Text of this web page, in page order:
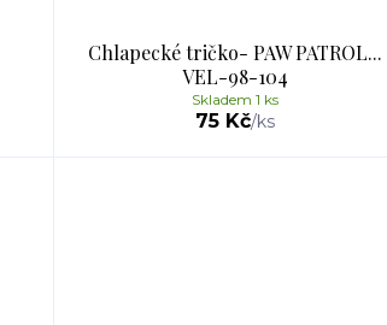
Chlapecké tričko- PAW PATROL...
VEL-98-104
75 Kč/ks
Skladem 1 ks